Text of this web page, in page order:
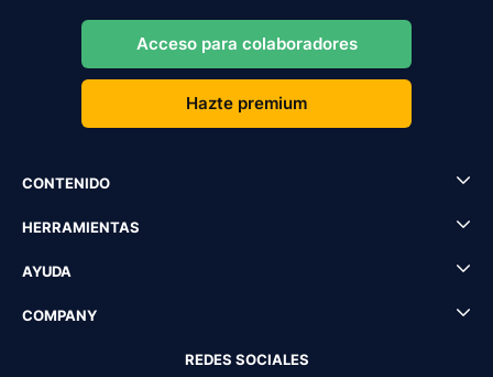
Acceso para colaboradores
Hazte premium
CONTENIDO
HERRAMIENTAS
AYUDA
COMPANY
REDES SOCIALES